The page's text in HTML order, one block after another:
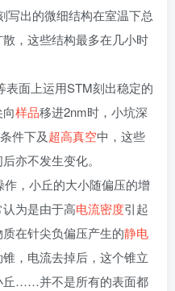
写出的微细结构在室温下总
，这些结构最多在几小时
表面上运用STM刻出稳定的
样品移进2nm时，小坑深
件下及超高真空中，这些
亦不发生变化。
作，小丘的大小随偏压的增
为是由于高电流密度引起
在针尖负偏压产生的静电
，电流去掉后，这个锥立
丘……并不是所有的表面都